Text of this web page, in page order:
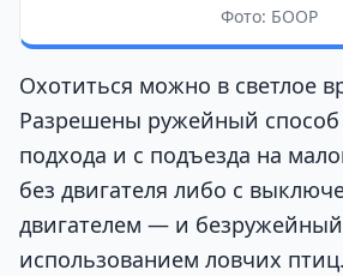
Фото: БООР
Охотиться можно в светлое
Разрешены ружейный
подхода и с подъезда на
без двигателя либо с
двигателем — и безружейный
использованием ловчих птиц.